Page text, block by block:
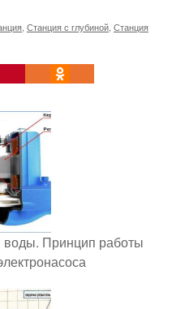
Станция с глубиной Станция
Принцип работы